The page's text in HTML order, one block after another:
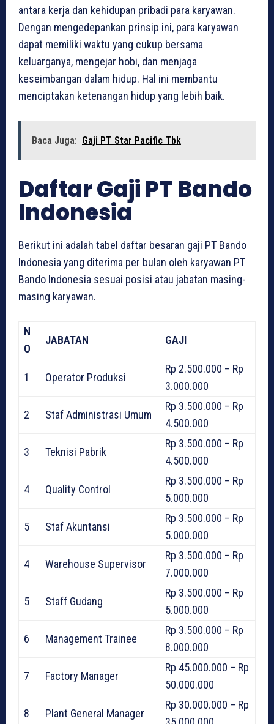
antara kerja dan kehidupan pribadi para karyawan.
Dengan mengedepankan prinsip ini, para karyawan
dapat memiliki waktu yang cukup bersama
keluarganya, mengejar hobi, dan menjaga
keseimbangan dalam hidup. Hal ini membantu
menciptakan ketenangan hidup yang lebih baik.
Baca Juga: Gaji PT Star Pacific Tbk
Daftar Gaji PT Bando
Indonesia
Berikut ini adalah tabel daftar besaran gaji PT Bando
Indonesia yang diterima per bulan oleh karyawan PT
Bando Indonesia sesuai posisi atau jabatan masing-
masing karyawan.
N
O
JABATAN GAJI
1 Operator Produksi
Rp 2.500.000 – Rp
3.000.000
2 Staf Administrasi Umum
Rp 3.500.000 – Rp
4.500.000
3 Teknisi Pabrik
Rp 3.500.000 – Rp
4.500.000
4 Quality Control
Rp 3.500.000 – Rp
5.000.000
5 Staf Akuntansi
Rp 3.500.000 – Rp
5.000.000
4 Warehouse Supervisor
Rp 3.500.000 – Rp
7.000.000
5 Staff Gudang
Rp 3.500.000 – Rp
5.000.000
6 Management Trainee
Rp 3.500.000 – Rp
8.000.000
7 Factory Manager
Rp 45.000.000 – Rp
50.000.000
8 Plant General Manager
Rp 30.000.000 – Rp